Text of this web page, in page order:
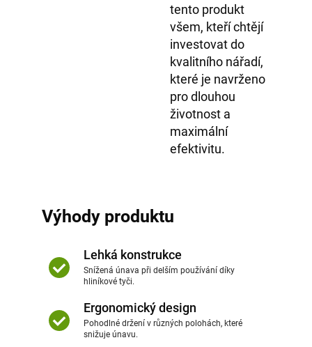
tento produkt
všem, kteří chtějí
investovat do
kvalitního nářadí,
které je navrženo
pro dlouhou
životnost a
maximální
efektivitu.
Výhody produktu
Lehká konstrukce
Snížená únava při delším používání díky
hliníkové tyči.
Ergonomický design
Pohodlné držení v různých polohách, které
snižuje únavu.